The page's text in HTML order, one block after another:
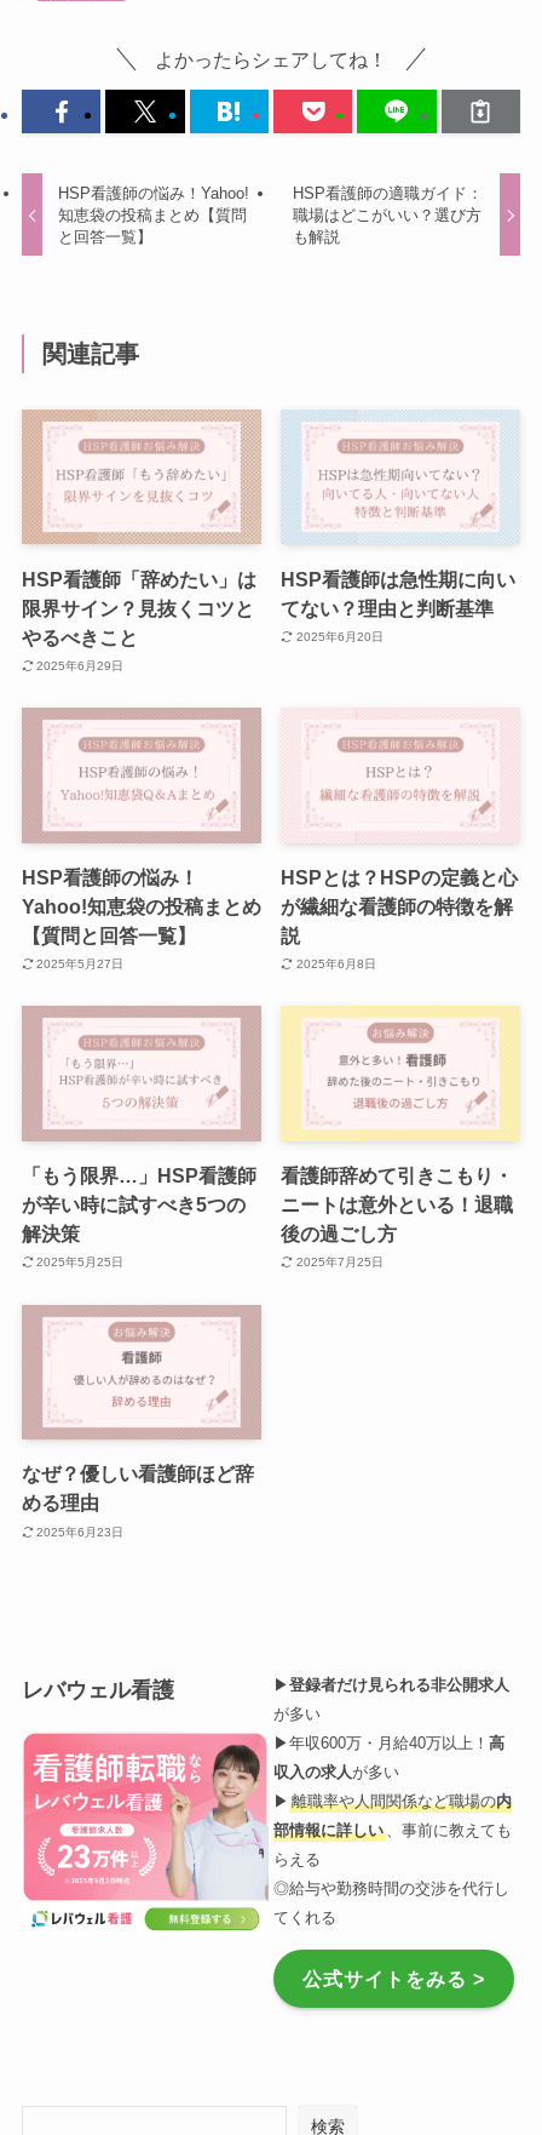
よかったらシェアしてね！
HSP看護師の悩み！Yahoo!
知恵袋の投稿まとめ【質問
と回答一覧】
HSP看護師の適職ガイド：
職場はどこがいい？選び方
も解説
関連記事
HSP看護師「辞めたい」は
限界サイン？見抜くコツと
やるべきこと
2025年6月29日
HSP看護師は急性期に向い
てない？理由と判断基準
2025年6月20日
HSP看護師の悩み！
Yahoo!知恵袋の投稿まとめ
【質問と回答一覧】
2025年5月27日
HSPとは？HSPの定義と心
が繊細な看護師の特徴を解
説
2025年6月8日
「もう限界…」HSP看護師
が辛い時に試すべき5つの
解決策
2025年5月25日
看護師辞めて引きこもり・
ニートは意外といる！退職
後の過ごし方
2025年7月25日
なぜ？優しい看護師ほど辞
める理由
2025年6月23日
レバウェル看護 ▶︎登録者だけ見られる非公開求人
が多い
▶︎年収600万・月給40万以上！ 高
収入の求人が多い
▶︎ 離職率や人間関係など職場の内
部情報に詳しい 、事前に教えても
らえる
◎給与や勤務時間の交渉を代行し
てくれる
公式サイトをみる >
検索